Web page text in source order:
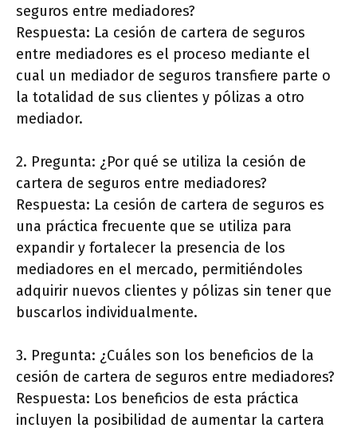
seguros entre mediadores?
Respuesta: La cesión de cartera de seguros
entre mediadores es el proceso mediante el
cual un mediador de seguros transfiere parte o
la totalidad de sus clientes y pólizas a otro
mediador.
2. Pregunta: ¿Por qué se utiliza la cesión de
cartera de seguros entre mediadores?
Respuesta: La cesión de cartera de seguros es
una práctica frecuente que se utiliza para
expandir y fortalecer la presencia de los
mediadores en el mercado, permitiéndoles
adquirir nuevos clientes y pólizas sin tener que
buscarlos individualmente.
3. Pregunta: ¿Cuáles son los beneficios de la
cesión de cartera de seguros entre mediadores?
Respuesta: Los beneficios de esta práctica
incluyen la posibilidad de aumentar la cartera